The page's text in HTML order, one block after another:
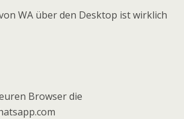
WA über den Desktop ist wirklich
Browser die